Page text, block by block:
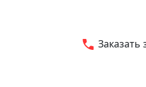
Заказать